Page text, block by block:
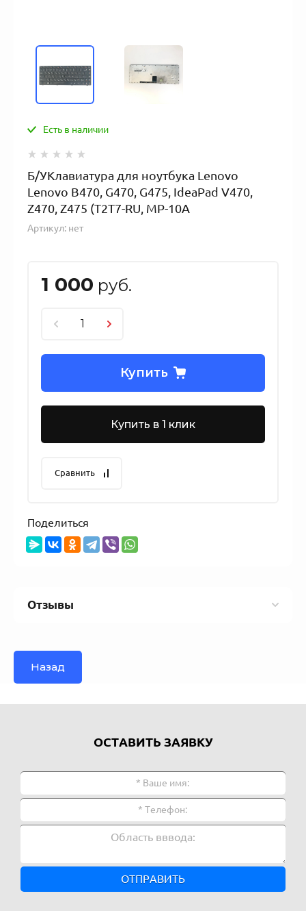
Есть в наличии
Б/УКлавиатура для ноутбука Lenovo
Lenovo B470, G470, G475, IdeaPad V470,
Z470, Z475 (T2T7-RU, MP-10A
Артикул: нет
1 000 руб.
Купить
Купить в 1 клик
Сравнить
Поделиться
Отзывы
Назад
ОСТАВИТЬ ЗАЯВКУ
ОТПРАВИТЬ